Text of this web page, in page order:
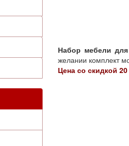
Набор мебели
желании комплект
Цена со скидкой